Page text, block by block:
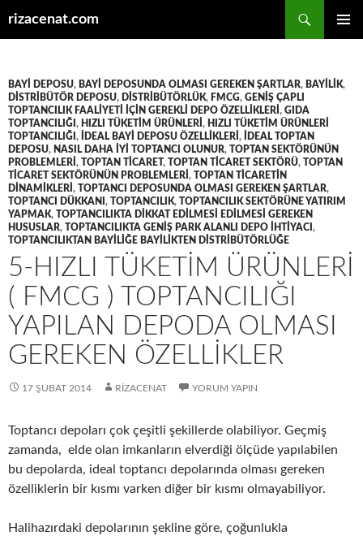
rizacenat.com
BAYI DEPOSU, BAYI DEPOSUNDA OLMASI GEREKEN ŞARTLAR, BAYILIK,
DISTRIBÜTÖR DEPOSU, DISTRIBÜTÖRLÜK, FMCG, GENIŞ ÇAPLI
TOPTANCILIK FAALIYETI IÇIN GEREKLI DEPO ÖZELLIKLERI , GIDA
TOPTANCILIĞI , HIZLI TÜKETIM ÜRÜNLERI , HIZLI TÜKETIM ÜRÜNLERI
TOPTANCILIĞI , IDEAL BAYI DEPOSU ÖZELLIKLERI ,
IDEAL TOPTAN
DEPOSU, NASIL DAHA IYI TOPTANCI OLUNUR, TOPTAN SEKTÖRÜNÜN
PROBLEMLERI , TOPTAN TICARET, TOPTAN TICARET SEKTÖRÜ, TOPTAN
TICARET SEKTÖRÜNÜN PROBLEMLERI , TOPTAN TICARETIN
DINAMIKLERI , TOPTANCI DEPOSUNDA OLMASI GEREKEN ŞARTLAR,
TOPTANCI DÜKKANI , TOPTANCILIK, TOPTANCILIK SEKTÖRÜNE YATIRIM
YAPMAK, TOPTANCILIKTA DIKKAT EDILMESI EDILMESI GEREKEN
HUSUSLAR, TOPTANCILIKTA GENIŞ PARK ALANLI DEPO IHTIYACI ,
TOPTANCILIKTAN BAYILIĞE BAYILIKTEN DISTRIBÜTÖRLÜĞE
5-HIZLI TÜKETIM ÜRÜNLERI
( FMCG ) TOPTANCILIĞI
YAPILAN DEPODA OLMASI
GEREKEN ÖZELLIKLER
17 ŞUBAT 2014 RIZACENAT YORUM YAPIN
Toptancı depoları çok çeşitli şekillerde olabiliyor. Geçmiş
zamanda, elde olan imkanların elverdiği ölçüde yapılabilen
bu depolarda, ideal toptancı depolarında olması gereken
özelliklerin bir kısmı varken diğer bir kısmı olmayabiliyor.
Halihazırdaki depolarının şekline göre, çoğunlukla